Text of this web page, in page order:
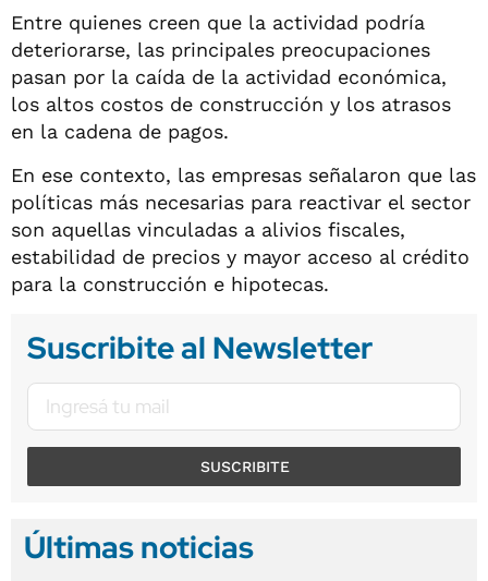
Entre quienes creen que la actividad podría
deteriorarse, las principales preocupaciones
pasan por la caída de la actividad económica,
los altos costos de construcción y los atrasos
en la cadena de pagos.
En ese contexto, las empresas señalaron que las
políticas más necesarias para reactivar el sector
son aquellas vinculadas a alivios fiscales,
estabilidad de precios y mayor acceso al crédito
para la construcción e hipotecas.
Suscribite al Newsletter
SUSCRIBITE
Últimas noticias